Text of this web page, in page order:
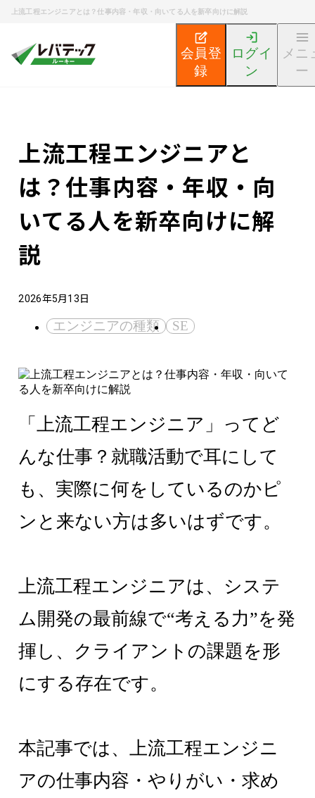
上流工程エンジニアとは？仕事内容・年収・向いてる人を新卒向けに解説
会員登
録
ログイ
ン
メニ
ー
エンジニア就活ノウハウ記事
上流工程エンジニアと
は？仕事内容・年収・向
いてる人を新卒向けに解
説
2026年5月13日
エンジニアの種類 SE
「上流工程エンジニア」ってど
んな仕事？就職活動で耳にして
も、実際に何をしているのかピ
ンと来ない方は多いはずです。
上流工程エンジニアは、システ
ム開発の最前線で“考える力”を発
揮し、クライアントの課題を形
にする存在です。
本記事では、上流工程エンジニ
アの仕事内容・やりがい・求め